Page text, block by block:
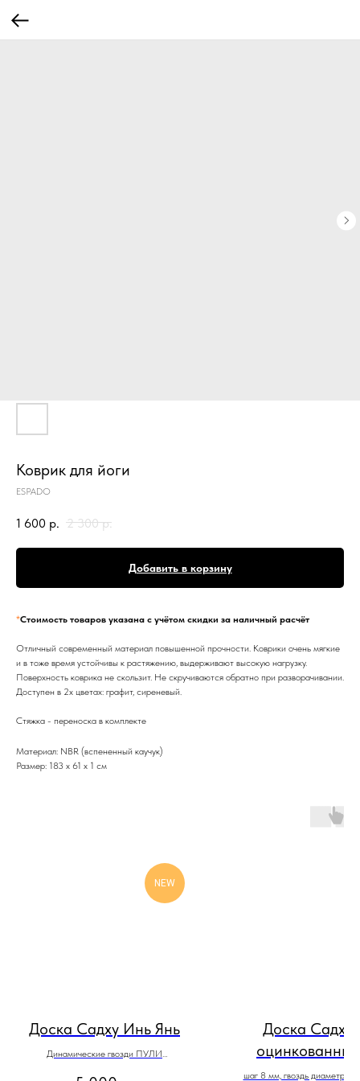
Коврик для йоги
ESPADO
1 600 р. 2 300 р.
Добавить в корзину
*Стоимость товаров указана с учётом скидки за наличный расчёт
Отличный современный материал повышенной прочности. Коврики очень мягкие
и в тоже время устойчивы к растяжению, выдерживают высокую нагрузку.
Поверхность коврика не скользит. Не скручиваются обратно при разворачивании.
Доступен в 2х цветах: графит, сиреневый.
Стяжка - переноска в комплекте
Материал: NBR (вспененный каучук)
Размер: 183 x 61 x 1 см
NEW
Доска Садху Инь Янь
Динамические гвозди ПУЛИ
Доска Садху
гвоздями
шаг 8 мм, гвоздь диаметром